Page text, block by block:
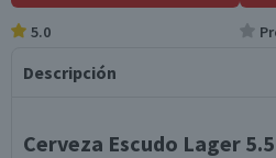
5.0
Descripción
Cerveza Escudo Lager